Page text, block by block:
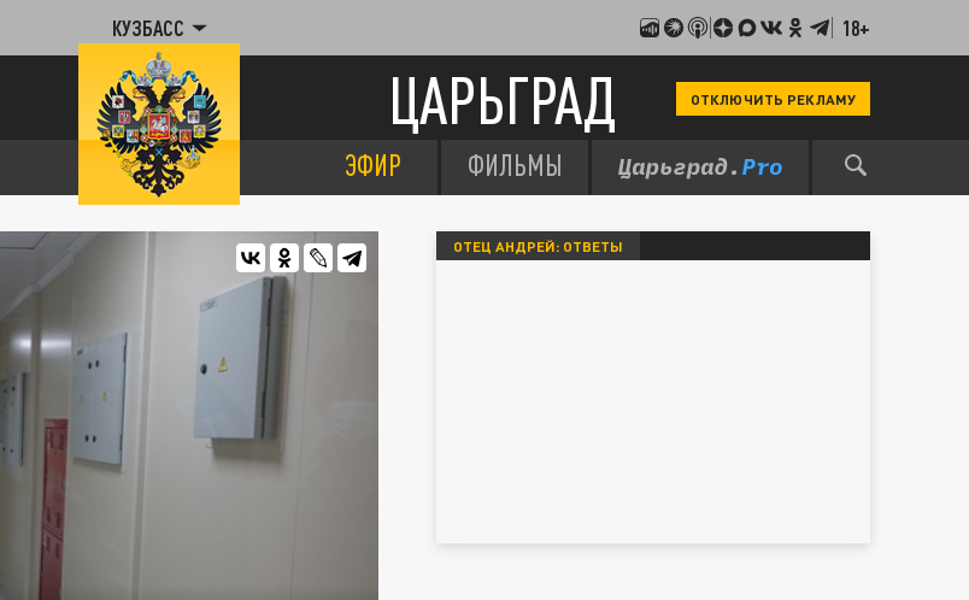
КУЗБАСС 18+
ЦАРЬГРАД ОТКЛЮЧИТЬ РЕКЛАМУ
ЭФИР ФИЛЬМЫ
ОТЕЦ АНДРЕЙ: ОТВЕТЫ